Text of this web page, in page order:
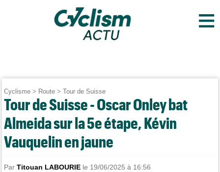
≡
Cyclisme > Route >Tour de Suisse
Tour de Suisse - Oscar Onley bat
Almeida sur la 5e étape, Kévin
Vauquelin en jaune
ParTitouan LABOURIE le 19/06/2025 à 16:56